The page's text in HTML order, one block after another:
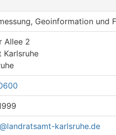
Geoinformation und
Allee 2
Karlsruhe
karlsruhe.de